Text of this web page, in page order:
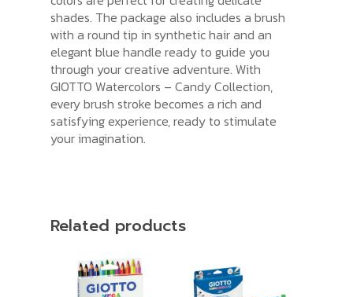
shades. The package also includes a brush
with a round tip in synthetic hair and an
elegant blue handle ready to guide you
through your creative adventure. With
GIOTTO Watercolors – Candy Collection,
every brush stroke becomes a rich and
satisfying experience, ready to stimulate
your imagination.
Related products